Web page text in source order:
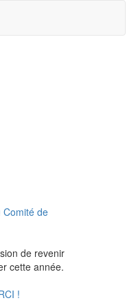
Comité de
de revenir
cette année.
!